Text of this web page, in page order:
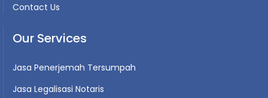
Contact Us
Our Services
Jasa Penerjemah Tersumpah
Jasa Legalisasi Notaris